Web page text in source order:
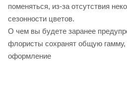
поменяться, из-за отсутствия
сезонности цветов.
О чем вы будете заранее
флористы сохранят общую гамму,
оформление